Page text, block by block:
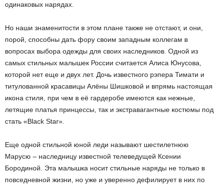
одинаковых нарядах.
Но наши знаменитости в этом плане также не отстают, и они,
порой, способны дать фору своим западным коллегам в
вопросах выбора одежды для своих наследников. Одной из
самых стильных малышек России считается Алиса Юнусова,
которой нет еще и двух лет. Дочь известного рэпера Тимати и
титулованной красавицы Алёны Шишковой и впрямь настоящая
икона стиля, при чем в её гардеробе имеются как нежные,
летящие платья принцессы, так и экстравагантные костюмы под
стать «Black Star».
Еще одной стильной юной леди называют шестилетнюю
Марусю – наследницу известной телеведущей Ксении
Бородиной. Эта малышка носит стильные наряды не только в
повседневной жизни, но уже и уверенно дефилирует в них по